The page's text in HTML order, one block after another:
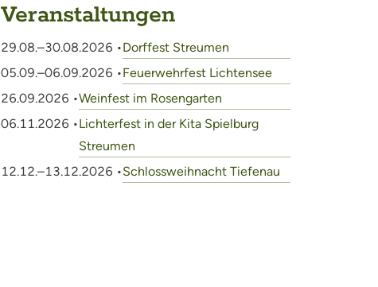
Veranstaltungen
29.08.–30.08.2026 •Dorffest Streumen
05.09.–06.09.2026 •Feuerwehrfest Lichtensee
26.09.2026 •Weinfest im Rosengarten
06.11.2026 •Lichterfest in der Kita Spielburg
Streumen
12.12.–13.12.2026 •Schlossweihnacht Tiefenau